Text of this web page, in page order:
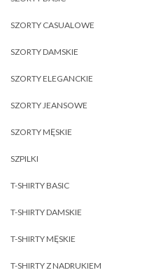
SZORTY CASUALOWE
SZORTY DAMSKIE
SZORTY ELEGANCKIE
SZORTY JEANSOWE
SZORTY MĘSKIE
SZPILKI
T-SHIRTY BASIC
T-SHIRTY DAMSKIE
T-SHIRTY MĘSKIE
T-SHIRTY Z NADRUKIEM